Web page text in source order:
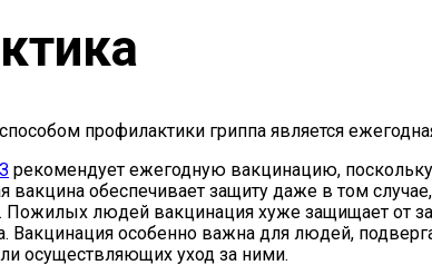
профилактики гриппа является
рекомендует ежегодную вакцинацию,
вакцина обеспечивает защиту даже в том
людей вакцинация хуже защищает от
Вакцинация особенно важна для людей,
осуществляющих уход за ними.